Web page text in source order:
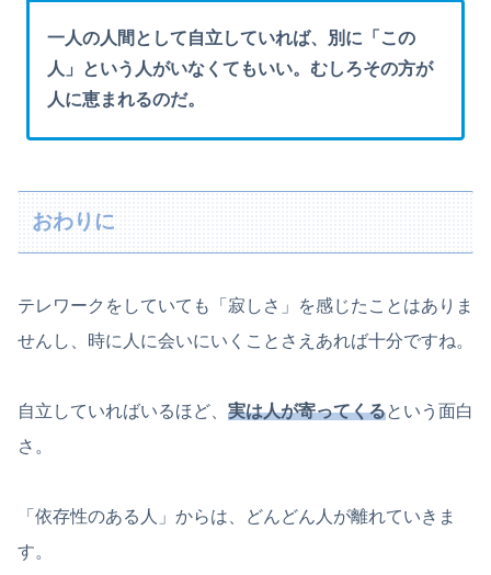
一人の人間として自立していれば、別に「この
人」という人がいなくてもいい。むしろその方が
人に恵まれるのだ。
おわりに
テレワークをしていても「寂しさ」を感じたことはありま
せんし、時に人に会いにいくことさえあれば十分ですね。
自立していればいるほど、 実は人が寄ってくるという面白
さ。
「依存性のある人」からは、どんどん人が離れていきま
す。